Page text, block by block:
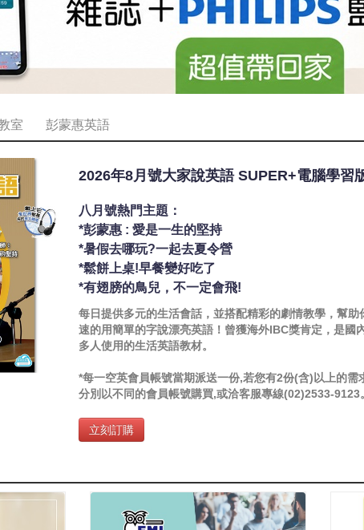
室 彭蒙惠英語
2026年8月號大家說英語 SUPER+電腦學習
八月號熱門主題：
*彭蒙惠 : 愛是一生的堅持
*暑假去哪玩?一起去夏令營
*鬆餅上桌!早餐變好吃了
*有翅膀的鳥兒，不一定會飛!
每日提供多元的生活會話，並搭配精彩的劇情教學，幫助
速的用簡單的字說漂亮英語！曾獲海外IBC獎肯定，是國
多人使用的生活英語教材。
*每一空英會員帳號當期派送一份,若您有2份(含)以上的需
分別以不同的會員帳號購買,或洽客服專線(02)2533-9123
立刻訂購